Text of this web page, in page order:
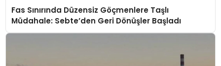
Fas Sınırında Düzensiz Göçmenlere Taşlı
Müdahale: Sebte’den Geri Dönüşler Başladı